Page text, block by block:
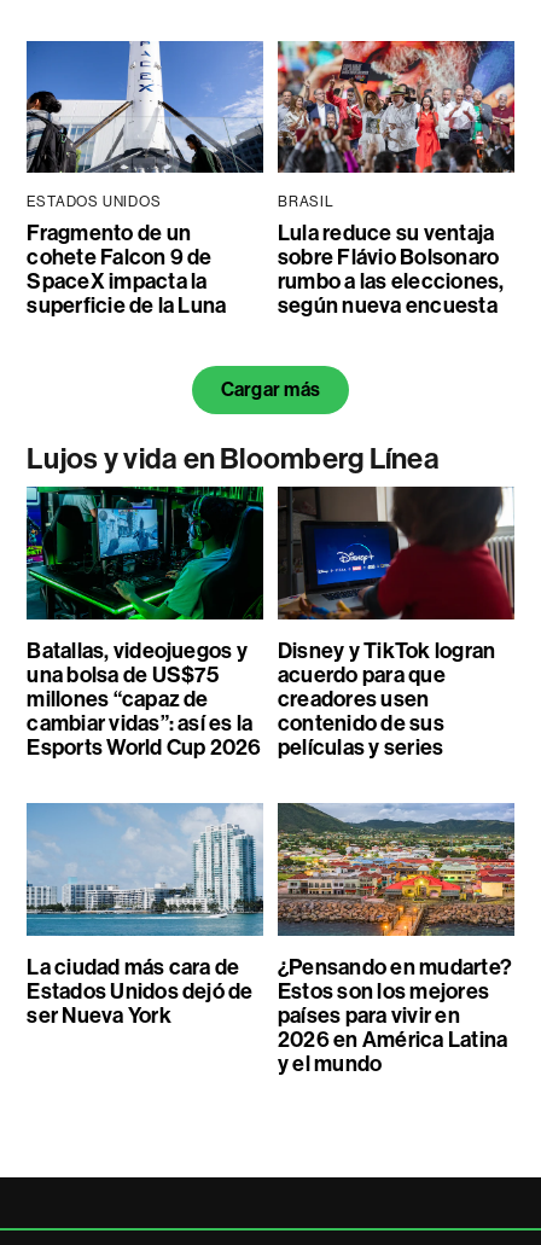
ESTADOS UNIDOS
Fragmento de un
cohete Falcon 9 de
SpaceX impacta la
superficie de la Luna
BRASIL
Lula reduce su ventaja
sobre Flávio Bolsonaro
rumbo a las elecciones,
según nueva encuesta
Cargar más
Lujos y vida en Bloomberg Línea
Batallas, videojuegos y
una bolsa de US$75
millones “capaz de
cambiar vidas”: así es la
Esports World Cup 2026
Disney y TikTok logran
acuerdo para que
creadores usen
contenido de sus
películas y series
La ciudad más cara de
Estados Unidos dejó de
ser Nueva York
¿Pensando en mudarte?
Estos son los mejores
países para vivir en
2026 en América Latina
y el mundo